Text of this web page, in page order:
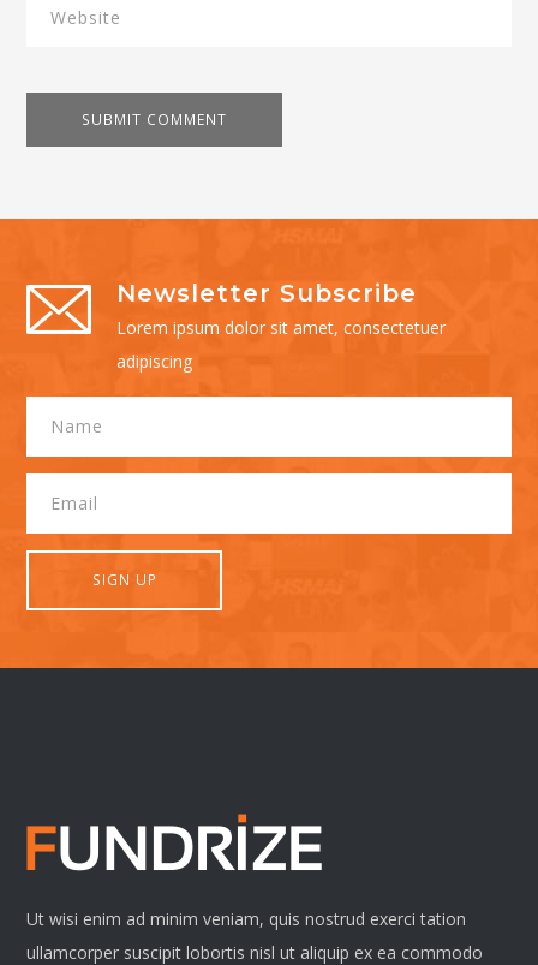
Newsletter Subscribe
Lorem ipsum dolor sit amet, consectetuer
adipiscing
Ut wisi enim ad minim veniam, quis nostrud exerci tation
ullamcorper suscipit lobortis nisl ut aliquip ex ea commodo